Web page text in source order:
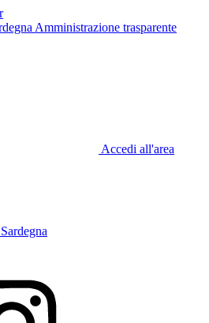
Amministrazione trasparente
Accedi all'area